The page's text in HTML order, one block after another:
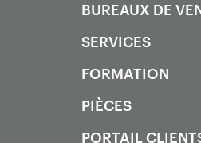
BUREAUX DE
SERVICES
FORMATION
PIÈCES
PORTAIL